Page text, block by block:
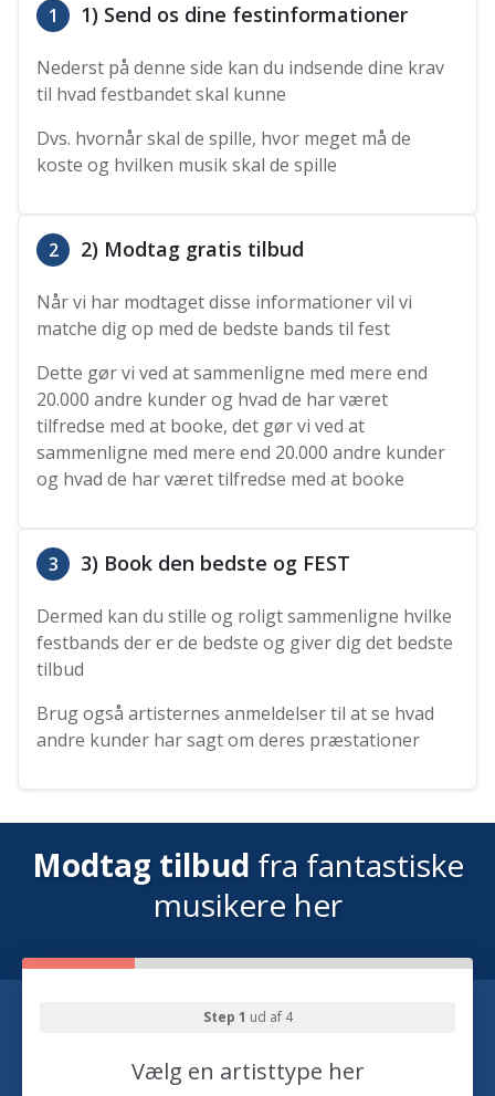
1 1) Send os dine festinformationer
Nederst på denne side kan du indsende dine krav
til hvad festbandet skal kunne
Dvs. hvornår skal de spille, hvor meget må de
koste og hvilken musik skal de spille
2 2) Modtag gratis tilbud
Når vi har modtaget disse informationer vil vi
matche dig op med de bedste bands til fest
Dette gør vi ved at sammenligne med mere end
20.000 andre kunder og hvad de har været
tilfredse med at booke, det gør vi ved at
sammenligne med mere end 20.000 andre kunder
og hvad de har været tilfredse med at booke
3 3) Book den bedste og FEST
Dermed kan du stille og roligt sammenligne hvilke
festbands der er de bedste og giver dig det bedste
tilbud
Brug også artisternes anmeldelser til at se hvad
andre kunder har sagt om deres præstationer
Modtag tilbud fra fantastiske
musikere her
Step 1 ud af 4
Vælg en artisttype her